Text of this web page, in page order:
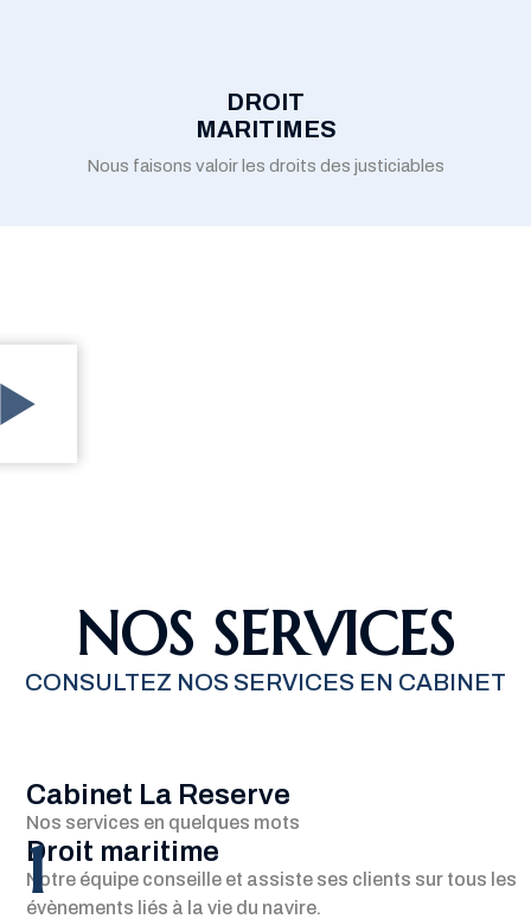
DROIT
MARITIMES
Nous faisons valoir les droits des justiciables
NOS SERVICES
CONSULTEZ NOS SERVICES EN CABINET
Cabinet La Reserve
Nos services en quelques mots
Droit maritime
Notre équipe conseille et assiste ses clients sur tous les
évènements liés à la vie du navire.
1